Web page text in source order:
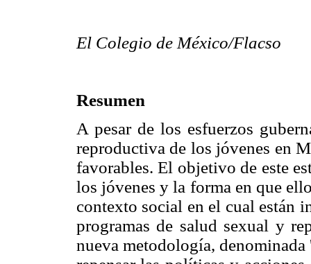
El Colegio de México/Flacso
Resumen
A pesar de los esfuerzos
reproductiva de los jóvenes en
favorables. El objetivo de este
los jóvenes y la forma en que
contexto social en el cual están
programas de salud sexual y
nueva metodología,